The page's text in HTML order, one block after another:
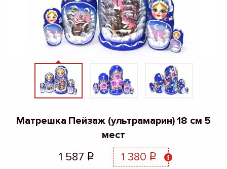
Матрешка Пейзаж (ультрамарин) 18 см 5
мест
1 587 q 1 380 q